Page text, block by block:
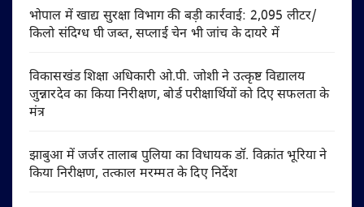
भोपाल में खाद्य सुरक्षा विभाग की बड़ी कार्रवाई: 2,095 लीटर/
किलो संदिग्ध घी जब्त, सप्लाई चेन भी जांच के दायरे में
विकासखंड शिक्षा अधिकारी ओ.पी. जोशी ने उत्कृष्ट विद्यालय
जुन्नारदेव का किया निरीक्षण, बोर्ड परीक्षार्थियों को दिए सफलता के
मंत्र
झाबुआ में जर्जर तालाब पुलिया का विधायक डॉ. विक्रांत भूरिया ने
किया निरीक्षण, तत्काल मरम्मत के दिए निर्देश